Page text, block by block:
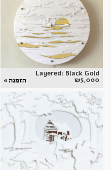
Layered: Black Gold
₪5,000 הזמנה »